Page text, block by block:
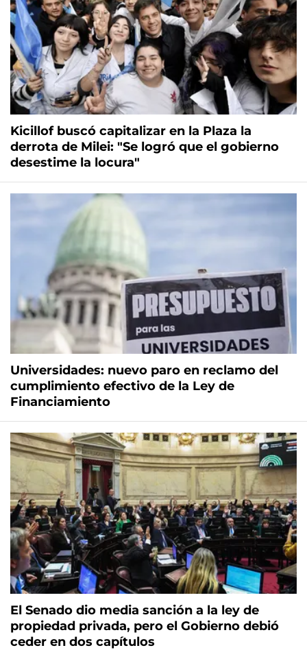
Kicillof buscó capitalizar en la Plaza la
derrota de Milei: "Se logró que el gobierno
desestime la locura"
Universidades: nuevo paro en reclamo del
cumplimiento efectivo de la Ley de
Financiamiento
El Senado dio media sanción a la ley de
propiedad privada, pero el Gobierno debió
ceder en dos capítulos